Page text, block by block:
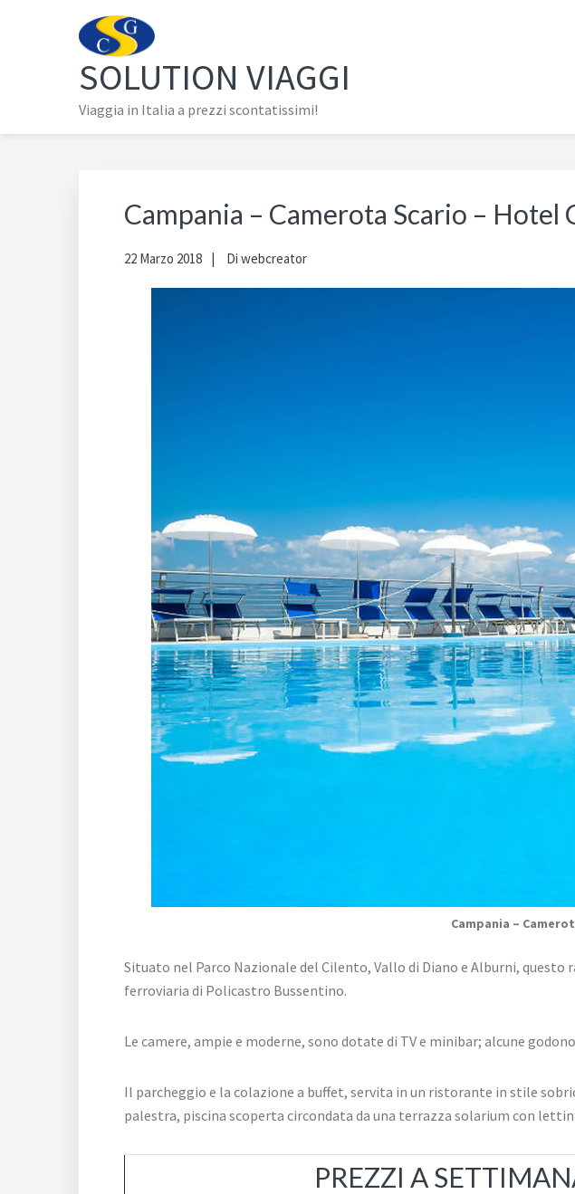
SOLUTION VIAGGI
Viaggia in Italia a prezzi scontatissimi!
Campania – Camerota Scario – Hotel
22 Marzo 2018 Di webcreator
Campania –
Situato nel Parco Nazionale del Cilento, Vallo di Diano e Alburni,
ferroviaria di Policastro Bussentino.
Le camere, ampie e moderne, sono dotate di TV e minibar; alcune
Il parcheggio e la colazione a buffet, servita in un ristorante in stile
palestra, piscina scoperta circondata da una terrazza solarium con
PREZZI A